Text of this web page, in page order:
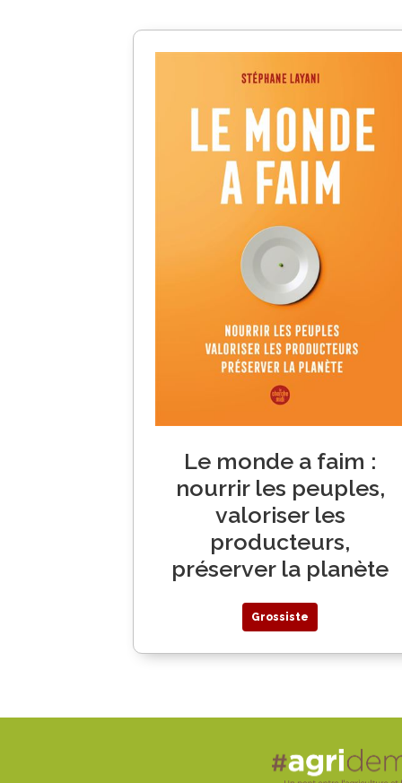
Le monde a faim :
nourrir les peuples,
valoriser les
producteurs,
préserver la planète
Grossiste